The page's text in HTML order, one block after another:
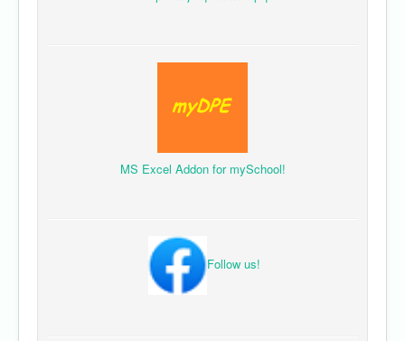
MS Excel Addon for mySchool!
Follow us!